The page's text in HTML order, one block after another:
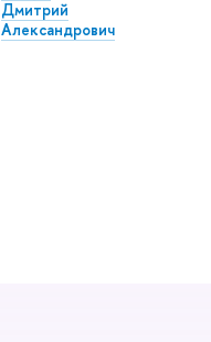
Дмитрий
Александрович